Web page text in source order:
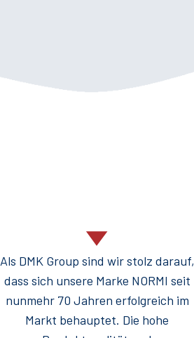
Als DMK Group sind wir stolz darauf,
dass sich unsere Marke NORMI seit
nunmehr 70 Jahren erfolgreich im
Markt behauptet. Die hohe